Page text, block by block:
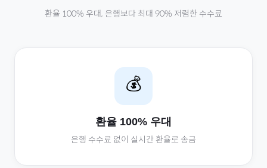
환율 100% 우대, 은행보다 최대 90% 저렴한 수수료
💰
환율 100% 우대
은행 수수료 없이 실시간 환율로 송금